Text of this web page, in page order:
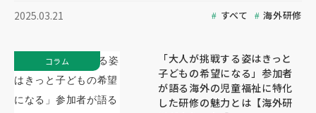
2025.03.21 すべて 海外研修
「大人が挑戦する姿はきっと
子どもの希望になる」参加者
が語る海外の児童福祉に特化
した研修の魅力とは【海外研
コラム